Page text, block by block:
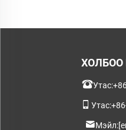
Утас:
Утас:
Мэйл: